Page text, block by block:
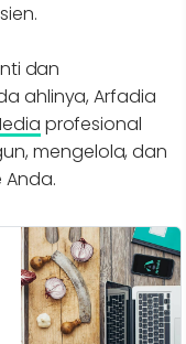
dan
ahlinya, Arfadia
profesional
mengelola, dan